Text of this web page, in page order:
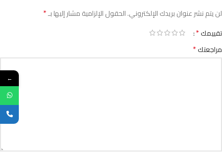
لن يتم نشر عنوان بريدك الإلكتروني.الحقول الإلزامية مشار إليها بـ*
تقييمك*
مراجعتك*
←